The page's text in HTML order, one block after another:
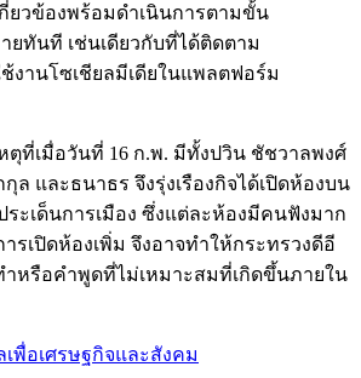
ยวข้องพร้อมดำเนินการตามขั้น
ยทันที เช่นเดียวกับที่ได้ติดตาม
งานโซเชียลมีเดียในแพลตฟอร์ม
ตุที่เมื่อวันที่ 16 ก.พ. มีทั้งปวิน ชัชวาลพงศ์
ล และธนาธร จึงรุ่งเรืองกิจได้เปิดห้องบน
ระเด็นการเมือง ซึ่งแต่ละห้องมีคนฟังมาก
รเปิดห้องเพิ่ม จึงอาจทำให้กระทรวงดีอี
ำหรือคำพูดที่ไม่เหมาะสมที่เกิดขึ้นภายใน
พื่อเศรษฐกิจและสังคม